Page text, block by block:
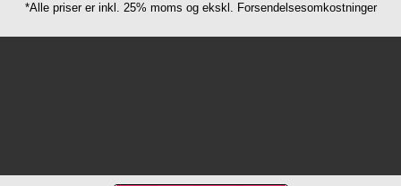
*Alle priser er inkl. 25% moms og ekskl. Forsendelsesomkostninger